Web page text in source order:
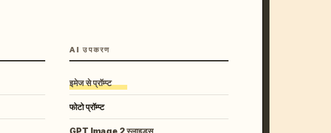
AI उपकरण
इमेज से प्रॉम्प्ट
फोटो प्रॉम्प्ट
GPT Image 2 स्लाइड्स